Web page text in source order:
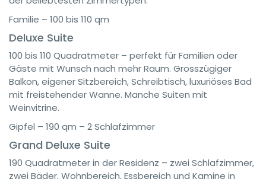
Familie – 100 bis 110 qm
Deluxe Suite
100 bis 110 Quadratmeter – perfekt für Familien oder
Gäste mit Wunsch nach mehr Raum. Grosszügiger
Balkon, eigener Sitzbereich, Schreibtisch, luxuriöses Bad
mit freistehender Wanne. Manche Suiten mit
Weinvitrine.
Gipfel – 190 qm – 2 Schlafzimmer
Grand Deluxe Suite
190 Quadratmeter in der Residenz – zwei Schlafzimmer,
zwei Bäder, Wohnbereich, Essbereich und Kamine in